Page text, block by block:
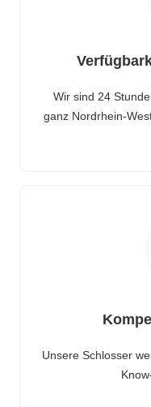
Wir sind 24
ganz Nordrhein-
Unsere Schlosser